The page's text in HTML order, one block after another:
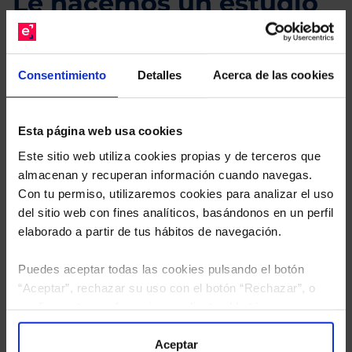
Consentimiento Detalles Acerca de las cookies
Esta página web usa cookies
Este sitio web utiliza cookies propias y de terceros que
almacenan y recuperan información cuando navegas.
Con tu permiso, utilizaremos cookies para analizar el uso
del sitio web con fines analíticos, basándonos en un perfil
elaborado a partir de tus hábitos de navegación.
Puedes aceptar todas las cookies pulsando el botón
“Aceptar”, rechazar su uso con el botón “Rechazar”, o
“Configuración”. Consulta nuestraPolítica
para más información.
Aceptar
gratuito de su cartera.
Descárguese el archivo e indíquenos los ISINs de
Limpias con las que podrá ahorrar en sus costes.